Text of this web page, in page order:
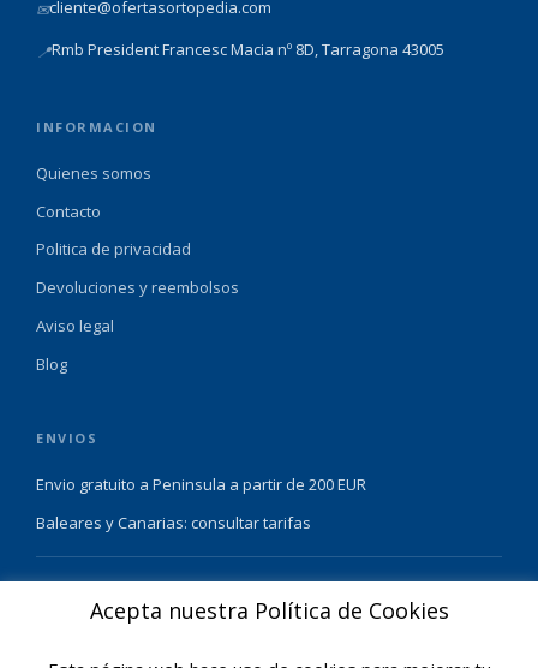
✉cliente@ofertasortopedia.com
📍Rmb President Francesc Macia nº 8D, Tarragona 43005
INFORMACION
Quienes somos
Contacto
Politica de privacidad
Devoluciones y reembolsos
Aviso legal
Blog
ENVIOS
Envio gratuito a Peninsula a partir de 200 EUR
Baleares y Canarias: consultar tarifas
Acepta nuestra Política de Cookies